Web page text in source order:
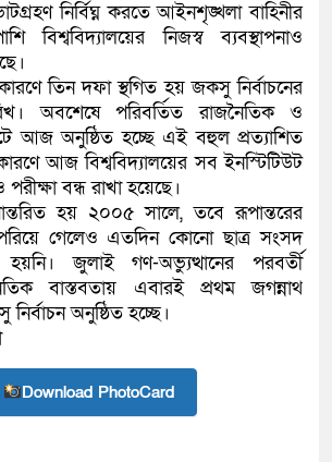
নির্বিঘ্ন করতে আইনশৃঙ্খলা বাহিনীর
বিশ্ববিদ্যালয়ের নিজস্ব ব্যবস্থাপনাও
তিন দফা স্থগিত হয় জকসু নির্বাচনের
অবশেষে পরিবর্তিত রাজনৈতিক ও
আজ অনুষ্ঠিত হচ্ছে এই বহুল প্রত্যাশিত
আজ বিশ্ববিদ্যালয়ের সব ইনস্টিটিউট
বন্ধ রাখা হয়েছে।
হয় ২০০৫ সালে, তবে রূপান্তরের
গেলেও এতদিন কোনো ছাত্র সংসদ
হয়নি। জুলাই গণ-অভ্যুত্থানের পরবর্তী
বাস্তবতায় এবারই প্রথম জগন্নাথ
নির্বাচন অনুষ্ঠিত হচ্ছে।
Download PhotoCard